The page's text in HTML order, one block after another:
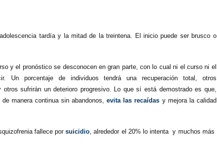
tardía y la mitad de la treintena. El inicio puede ser brusco o
y el pronóstico se desconocen en gran parte, con lo cual ni el curso ni el
Un porcentaje de individuos tendrá una recuperación total, otros
otros sufrirán un deterioro progresivo. Lo que sí está demostrado es que,
de manera continua sin abandonos,evita las recaídas y mejora la calidad
fallece porsuicidio , alrededor el 20% lo intenta y muchos más